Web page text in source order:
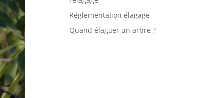
Réglementation élagage
Quand élaguer un arbre ?